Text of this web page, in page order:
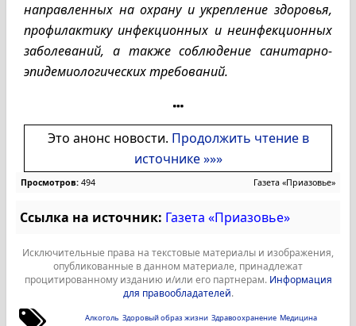
направленных на охрану и укрепление здоровья,
профилактику инфекционных и неинфекционных
заболеваний, а также соблюдение санитарно-
эпидемиологических требований.
Это анонс новости. Продолжить чтение в
источнике »»»
Просмотров: 494 Газета «Приазовье»
Ссылка на источник: Газета «Приазовье»
Исключительные права на текстовые материалы и изображения,
опубликованные в данном материале, принадлежат
процитированному изданию и/или его партнерам. Информация
для правообладателей.
Алкоголь Здоровый образ жизни Здравоохранение Медицина